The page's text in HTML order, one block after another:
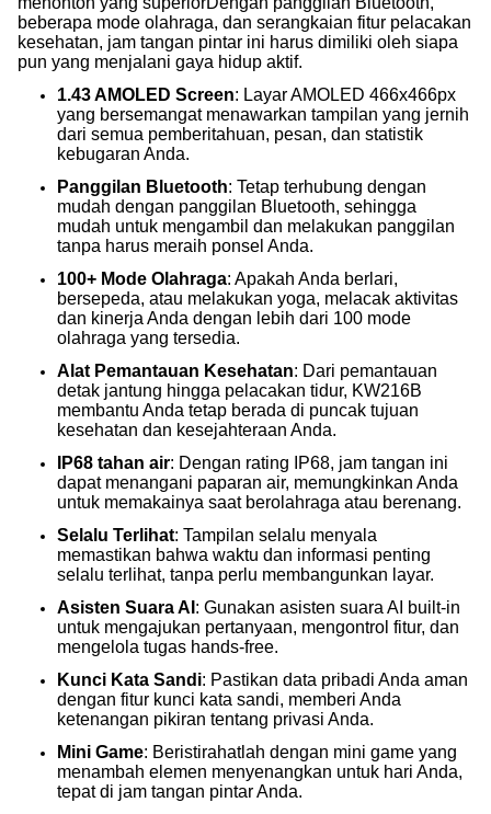
beberapa mode olahraga, dan serangkaian fitur pelacakan
kesehatan, jam tangan pintar ini harus dimiliki oleh siapa
pun yang menjalani gaya hidup aktif.
1.43 AMOLED Screen: Layar AMOLED 466x466px
yang bersemangat menawarkan tampilan yang jernih
dari semua pemberitahuan, pesan, dan statistik
kebugaran Anda.
Panggilan Bluetooth: Tetap terhubung dengan
mudah dengan panggilan Bluetooth, sehingga
mudah untuk mengambil dan melakukan panggilan
tanpa harus meraih ponsel Anda.
100+ Mode Olahraga: Apakah Anda berlari,
bersepeda, atau melakukan yoga, melacak aktivitas
dan kinerja Anda dengan lebih dari 100 mode
olahraga yang tersedia.
Alat Pemantauan Kesehatan: Dari pemantauan
detak jantung hingga pelacakan tidur, KW216B
membantu Anda tetap berada di puncak tujuan
kesehatan dan kesejahteraan Anda.
IP68 tahan air: Dengan rating IP68, jam tangan ini
dapat menangani paparan air, memungkinkan Anda
untuk memakainya saat berolahraga atau berenang.
Selalu Terlihat: Tampilan selalu menyala
memastikan bahwa waktu dan informasi penting
selalu terlihat, tanpa perlu membangunkan layar.
Asisten Suara AI : Gunakan asisten suara AI built-in
untuk mengajukan pertanyaan, mengontrol fitur, dan
mengelola tugas hands-free.
Kunci Kata Sandi: Pastikan data pribadi Anda aman
dengan fitur kunci kata sandi, memberi Anda
ketenangan pikiran tentang privasi Anda.
Mini Game: Beristirahatlah dengan mini game yang
menambah elemen menyenangkan untuk hari Anda,
tepat di jam tangan pintar Anda.